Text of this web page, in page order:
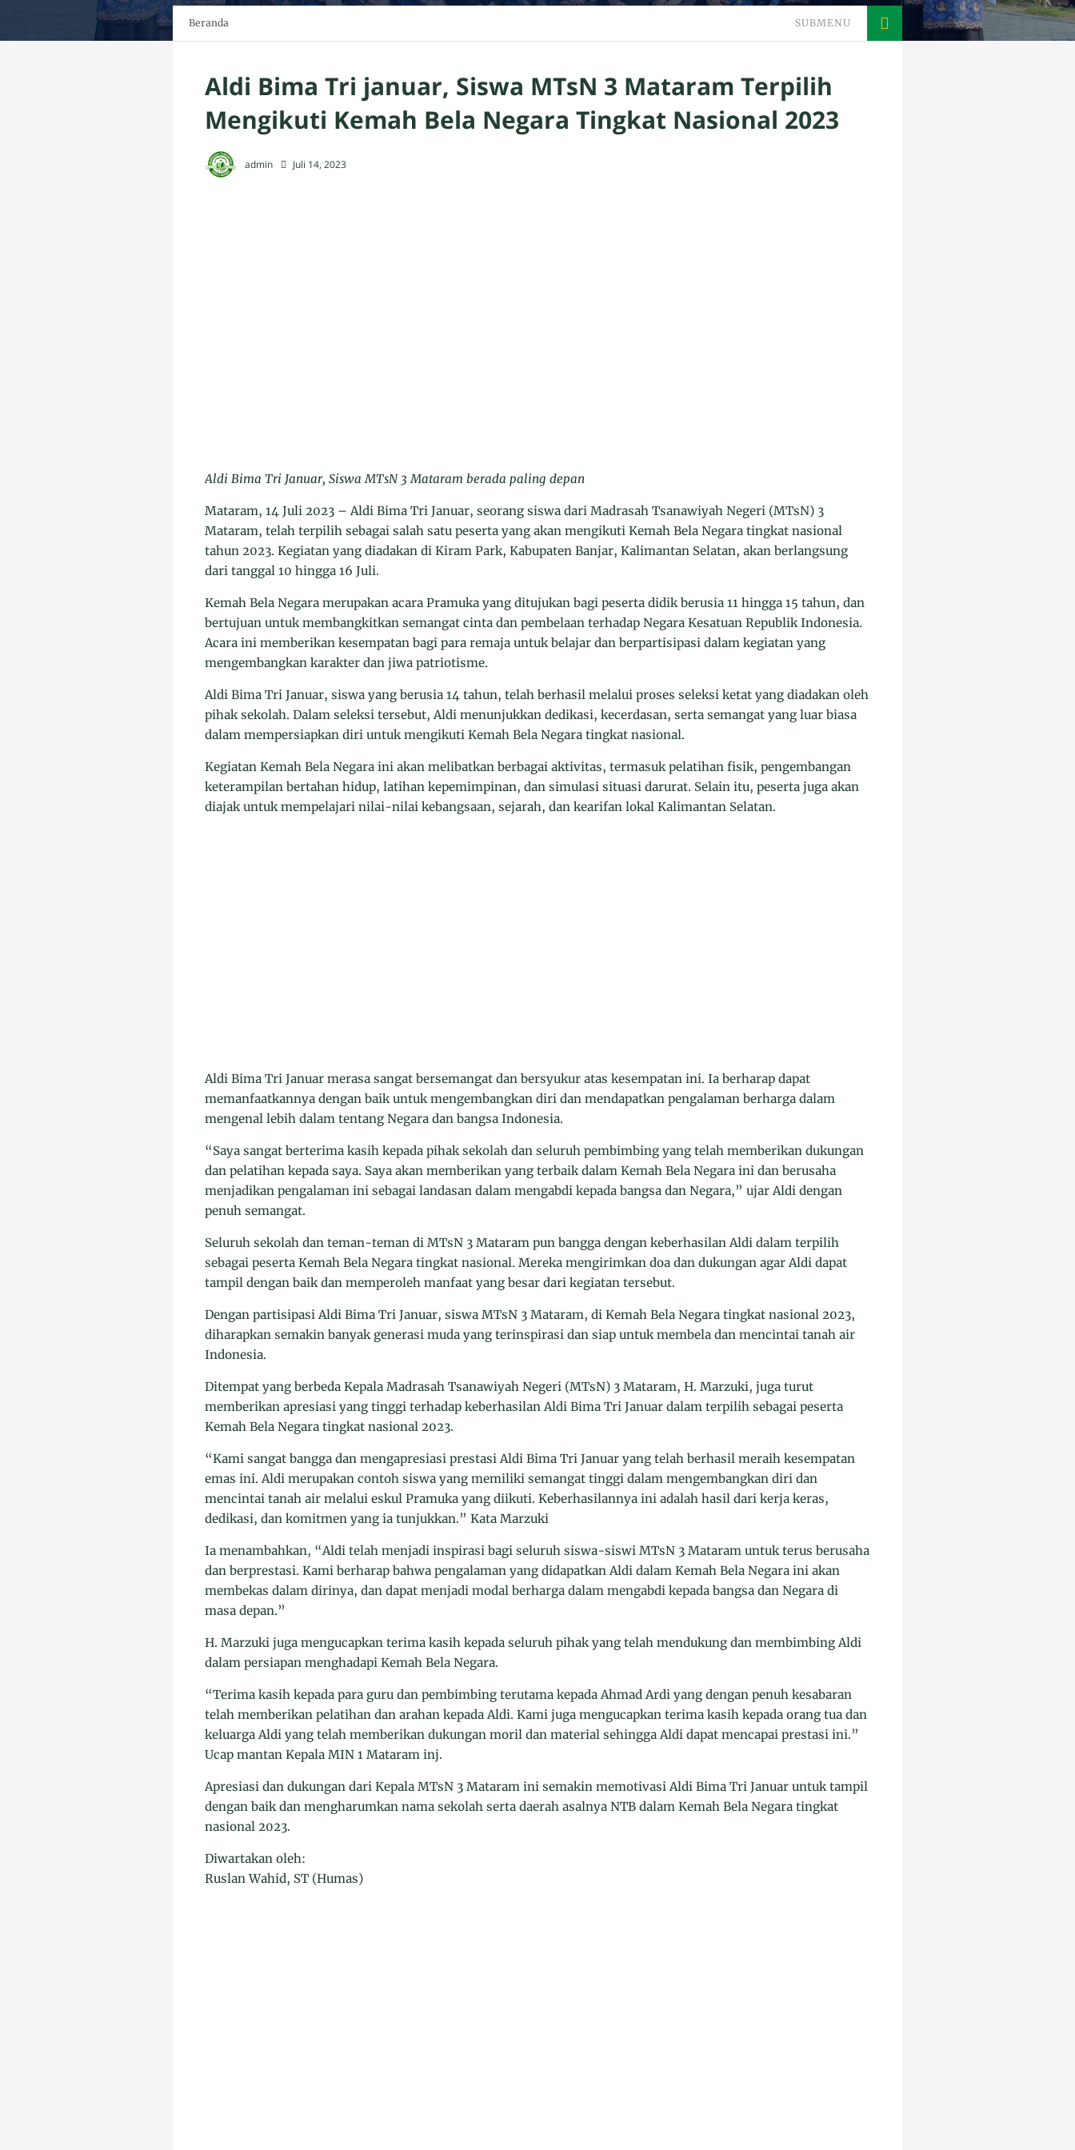
Beranda SUBMENU
Aldi Bima Tri januar, Siswa MTsN 3 Mataram Terpilih
Mengikuti Kemah Bela Negara Tingkat Nasional 2023
admin Juli 14, 2023
Aldi Bima Tri Januar, Siswa MTsN 3 Mataram berada paling depan
Mataram, 14 Juli 2023 – Aldi Bima Tri Januar, seorang siswa dari Madrasah Tsanawiyah Negeri (MTsN) 3
Mataram, telah terpilih sebagai salah satu peserta yang akan mengikuti Kemah Bela Negara tingkat nasional
tahun 2023. Kegiatan yang diadakan di Kiram Park, Kabupaten Banjar, Kalimantan Selatan, akan berlangsung
dari tanggal 10 hingga 16 Juli.
Kemah Bela Negara merupakan acara Pramuka yang ditujukan bagi peserta didik berusia 11 hingga 15 tahun, dan
bertujuan untuk membangkitkan semangat cinta dan pembelaan terhadap Negara Kesatuan Republik Indonesia.
Acara ini memberikan kesempatan bagi para remaja untuk belajar dan berpartisipasi dalam kegiatan yang
mengembangkan karakter dan jiwa patriotisme.
Aldi Bima Tri Januar, siswa yang berusia 14 tahun, telah berhasil melalui proses seleksi ketat yang diadakan oleh
pihak sekolah. Dalam seleksi tersebut, Aldi menunjukkan dedikasi, kecerdasan, serta semangat yang luar biasa
dalam mempersiapkan diri untuk mengikuti Kemah Bela Negara tingkat nasional.
Kegiatan Kemah Bela Negara ini akan melibatkan berbagai aktivitas, termasuk pelatihan fisik, pengembangan
keterampilan bertahan hidup, latihan kepemimpinan, dan simulasi situasi darurat. Selain itu, peserta juga akan
diajak untuk mempelajari nilai-nilai kebangsaan, sejarah, dan kearifan lokal Kalimantan Selatan.
Aldi Bima Tri Januar merasa sangat bersemangat dan bersyukur atas kesempatan ini. Ia berharap dapat
memanfaatkannya dengan baik untuk mengembangkan diri dan mendapatkan pengalaman berharga dalam
mengenal lebih dalam tentang Negara dan bangsa Indonesia.
“Saya sangat berterima kasih kepada pihak sekolah dan seluruh pembimbing yang telah memberikan dukungan
dan pelatihan kepada saya. Saya akan memberikan yang terbaik dalam Kemah Bela Negara ini dan berusaha
menjadikan pengalaman ini sebagai landasan dalam mengabdi kepada bangsa dan Negara,” ujar Aldi dengan
penuh semangat.
Seluruh sekolah dan teman-teman di MTsN 3 Mataram pun bangga dengan keberhasilan Aldi dalam terpilih
sebagai peserta Kemah Bela Negara tingkat nasional. Mereka mengirimkan doa dan dukungan agar Aldi dapat
tampil dengan baik dan memperoleh manfaat yang besar dari kegiatan tersebut.
Dengan partisipasi Aldi Bima Tri Januar, siswa MTsN 3 Mataram, di Kemah Bela Negara tingkat nasional 2023,
diharapkan semakin banyak generasi muda yang terinspirasi dan siap untuk membela dan mencintai tanah air
Indonesia.
Ditempat yang berbeda Kepala Madrasah Tsanawiyah Negeri (MTsN) 3 Mataram, H. Marzuki, juga turut
memberikan apresiasi yang tinggi terhadap keberhasilan Aldi Bima Tri Januar dalam terpilih sebagai peserta
Kemah Bela Negara tingkat nasional 2023.
“Kami sangat bangga dan mengapresiasi prestasi Aldi Bima Tri Januar yang telah berhasil meraih kesempatan
emas ini. Aldi merupakan contoh siswa yang memiliki semangat tinggi dalam mengembangkan diri dan
mencintai tanah air melalui eskul Pramuka yang diikuti. Keberhasilannya ini adalah hasil dari kerja keras,
dedikasi, dan komitmen yang ia tunjukkan.” Kata Marzuki
Ia menambahkan, “Aldi telah menjadi inspirasi bagi seluruh siswa-siswi MTsN 3 Mataram untuk terus berusaha
dan berprestasi. Kami berharap bahwa pengalaman yang didapatkan Aldi dalam Kemah Bela Negara ini akan
membekas dalam dirinya, dan dapat menjadi modal berharga dalam mengabdi kepada bangsa dan Negara di
masa depan.”
H. Marzuki juga mengucapkan terima kasih kepada seluruh pihak yang telah mendukung dan membimbing Aldi
dalam persiapan menghadapi Kemah Bela Negara.
“Terima kasih kepada para guru dan pembimbing terutama kepada Ahmad Ardi yang dengan penuh kesabaran
telah memberikan pelatihan dan arahan kepada Aldi. Kami juga mengucapkan terima kasih kepada orang tua dan
keluarga Aldi yang telah memberikan dukungan moril dan material sehingga Aldi dapat mencapai prestasi ini.”
Ucap mantan Kepala MIN 1 Mataram inj.
Apresiasi dan dukungan dari Kepala MTsN 3 Mataram ini semakin memotivasi Aldi Bima Tri Januar untuk tampil
dengan baik dan mengharumkan nama sekolah serta daerah asalnya NTB dalam Kemah Bela Negara tingkat
nasional 2023.
Diwartakan oleh:
Ruslan Wahid, ST (Humas)